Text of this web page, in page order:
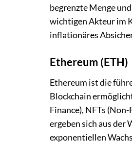
begrenzte Menge
wichtigen Akteur im
inflationäres
Ethereum (ETH)
Ethereum ist die
Blockchain
Finance), NFTs
ergeben sich aus der
exponentiellen